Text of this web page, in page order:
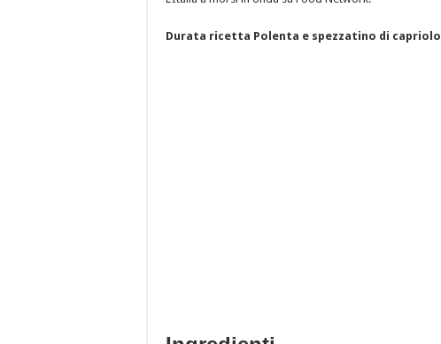
Durata ricetta Polenta e spezzatino di capriolo